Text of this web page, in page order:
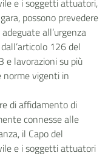
e i soggetti attuatori,
possono prevedere
all’urgenza
126 del
e lavorazioni su più
vigenti in
di affidamento di
connesse alle
il Capo del
e i soggetti attuatori